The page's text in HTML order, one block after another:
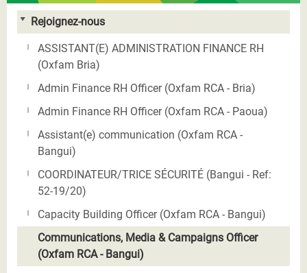
Rejoignez-nous
ASSISTANT(E) ADMINISTRATION FINANCE RH
(Oxfam Bria)
Admin Finance RH Officer (Oxfam RCA - Bria)
Admin Finance RH Officer (Oxfam RCA - Paoua)
Assistant(e) communication (Oxfam RCA -
Bangui)
COORDINATEUR/TRICE SÉCURITÉ (Bangui - Ref:
52-19/20)
Capacity Building Officer (Oxfam RCA - Bangui)
Communications, Media & Campaigns Officer
(Oxfam RCA - Bangui)